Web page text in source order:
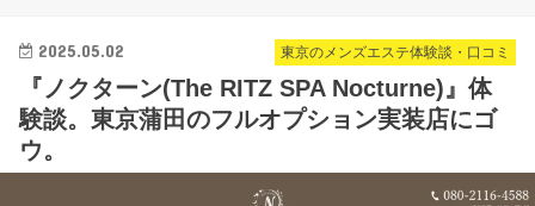
東京のメンズエステ体験談・口コミ
2025.05.02
『ノクターン(The RITZ SPA Nocturne)』体
験談。東京蒲田のフルオプション実装店にゴ
ウ。